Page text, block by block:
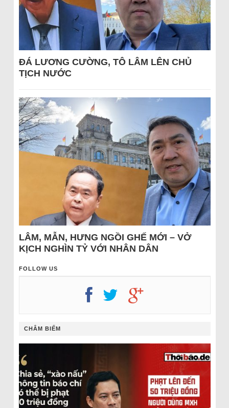
ĐÁ LƯƠNG CƯỜNG, TÔ LÂM LÊN CHỦ
TỊCH NƯỚC
LÂM, MẪN, HƯNG NGỒI GHẾ MỚI – VỞ
KỊCH NGHÌN TỶ VỚI NHÂN DÂN
FOLLOW US
CHÂM BIẾM